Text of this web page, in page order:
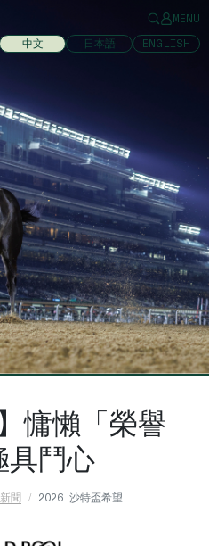
MENU
中文 日本語 ENGLISH
慵懶「榮譽
具鬥心
聞 2026 沙特盃希望